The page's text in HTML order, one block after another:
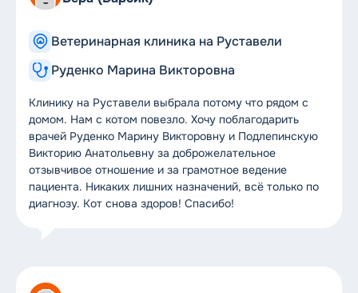
Ветеринарная клиника на Руставели
Руденко Марина Викторовна
Клинику на Руставели выбрала потому что рядом с
домом. Нам с котом повезло. Хочу поблагодарить
врачей Руденко Марину Викторовну и Подлепинскую
Викторию Анатольевну за доброжелательное
отзывчивое отношение и за грамотное ведение
пациента. Никаких лишних назначений, всё только по
диагнозу. Кот снова здоров! Спасибо!